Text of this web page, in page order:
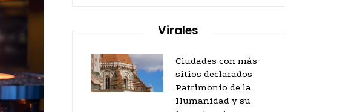
Virales
Ciudades con más
sitios declarados
Patrimonio de la
Humanidad y su